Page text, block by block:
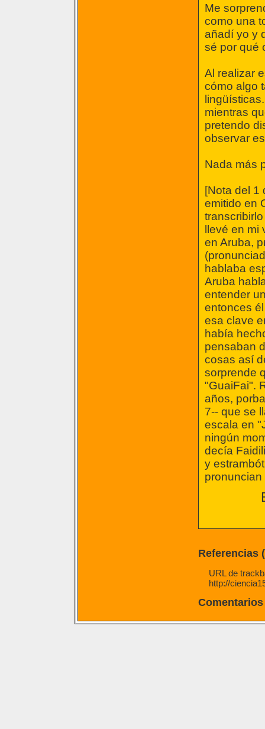
Me
como una
añadí yo y
sé por qué
Al realizar
cómo algo
mientras
pretendo
observar
Nada más
[Nota del 1
emitido en
llevé en
en Aruba,
hablaba
Aruba
entender
entonces
esa clave
había
pensaban
cosas así
sorprende
"GuaiFai".
años,
7-- que se
escala en
ningún
decía
y
pronuncian
Referencias
URL de
http://
Comentarios